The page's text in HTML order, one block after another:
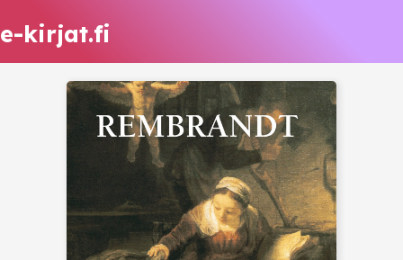
e-kirjat.fi